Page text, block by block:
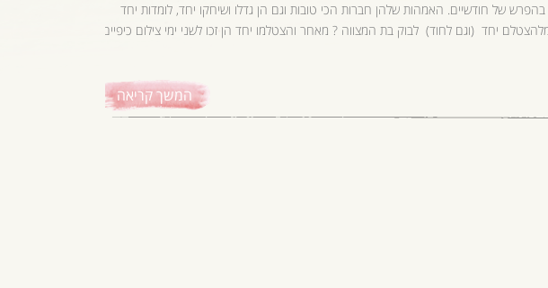
בהפרש של חודשיים. האמהות שלהן חברות הכי טובות וגם הן גדלו ושיחקו יחד, לומדות יחד
יחד (וגם לחוד) לבוק בת המצווה ? מאחר והצטלמו יחד הן זכו לשני ימי צילום כיפיים
המשך קריאה